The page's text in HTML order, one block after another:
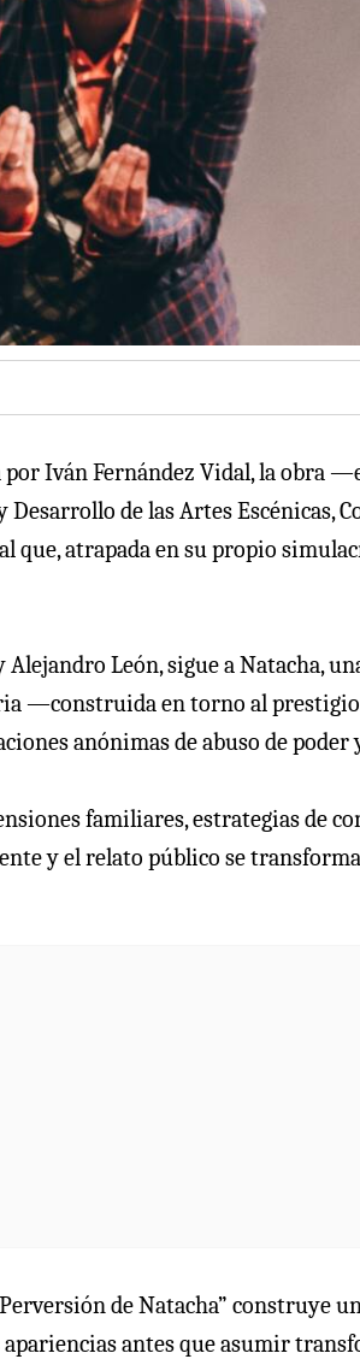
Iván Fernández Vidal, la obra
de las Artes Escénicas,
atrapada en su propio
León, sigue a Natacha,
—construida en torno al
anónimas de abuso de poder
familiares, estrategias de
y el relato público se
de Natacha” construye
antes que asumir